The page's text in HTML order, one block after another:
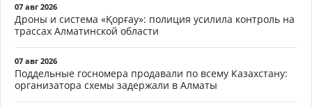
07 авг 2026
Дроны и система «Қорғау»: полиция усилила контроль на
трассах Алматинской области
07 авг 2026
Поддельные госномера продавали по всему Казахстану:
организатора схемы задержали в Алматы